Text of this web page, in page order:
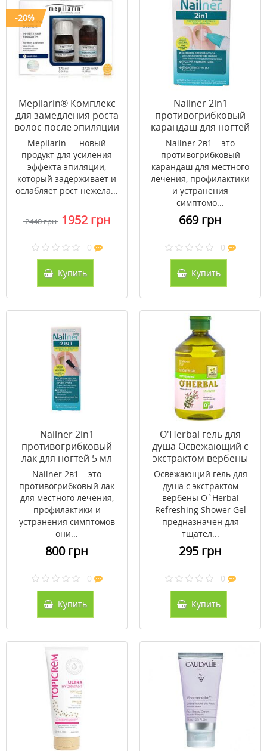
-20%
Mepilarin® Комплекс
для замедления роста
волос после эпиляции
Mepilarin — новый
продукт для усиления
эффекта эпиляции,
который задерживает и
ослабляет рост нежела...
2440 грн 1952 грн
0
Купить
Nailner 2in1
противогрибковый
карандаш для ногтей
4 мл
Nailner 2в1 – это
противогрибковый
карандаш для местного
лечения, профилактики
и устранения
симптомо...
669 грн
0
Купить
Nailner 2in1
противогрибковый
лак для ногтей 5 мл
Nailner 2в1 – это
противогрибковый лак
для местного лечения,
профилактики и
устранения симптомов
они...
800 грн
0
Купить
O'Herbal гель для
душа Освежающий с
экстрактом вербены
500 мл
Освежающий гель для
душа с экстрактом
вербены O`Herbal
Refreshing Shower Gel
предназначен для
тщател...
295 грн
0
Купить